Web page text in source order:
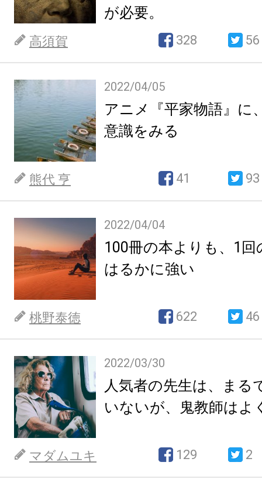
が必要。
高須賀 328 56
2022/04/05
アニメ『平家物語』に
意識をみる
熊代 亨 41 93
2022/04/04
100冊の本よりも、1回
はるかに強い
桃野泰徳 622 46
2022/03/30
人気者の先生は、まる
いないが、鬼教師はよ
マダムユキ 129 2